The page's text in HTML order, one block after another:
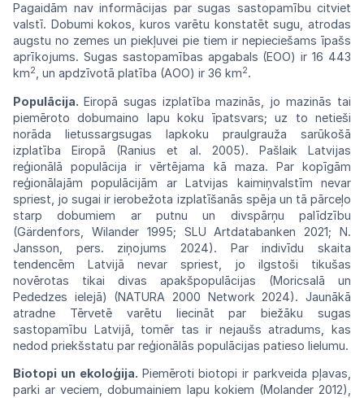
Pagaidām nav informācijas par sugas sastopamību citviet
valstī. Dobumikokos, kuros varētu konstatēt sugu, atrodas
augstu no zemes un piekļuvei pie tiem ir nepieciešamsīpašs
aprīkojums. Sugas sastopamības apgabals (EOO) ir 16 443
km2, un apdzīvotā platība (AOO) ir 36 km2.
Populācija. Eiropā sugas izplatībamazinās, jo mazinās tai
piemērotodobumaino lapu koku īpatsvars; uz to netieši
norāda lietussargsugas lapkoku praulgrauža sarūkošā
izplatība Eiropā (Ranius et al. 2005). PašlaikLatvijas
reģionālā populācija ir vērtējama kā maza. Parkopīgām
reģionālajāmpopulācijām ar Latvijas kaimiņvalstīm nevar
spriest, josugai ir ierobežota izplatīšanās spēja un tā pārceļo
starp dobumiem ar putnuun divspārņu palīdzību
(Gärdenfors, Wilander 1995; SLU Artdatabanken 2021;N.
Jansson, pers. ziņojums 2024). Parindivīduskaita
tendencēm Latvijā nevar spriest, jo ilgstoši tikušas
novērotas tikai divas apakšpopulācijas (Moricsalā
un
Pededzes ielejā) (NATURA 2000 Network 2024). Jaunākā
atradne Tērvetē varētu liecināt par biežāku sugas
sastopamību Latvijā, tomēr tas ir nejaušs atradums,kas
nedod priekšstatu par reģionālās populācijas patieso lielumu.
Biotopi un ekoloģija. Piemērotibiotopiir parkveida pļavas,
parki arveciem,dobumainiem lapu kokiem (Molander 2012),